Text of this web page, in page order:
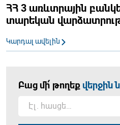
ՀՀ 3 առևտրային
տարեկան
Կարդալ ավելին
Բաց մի՛ թողեք վերջին